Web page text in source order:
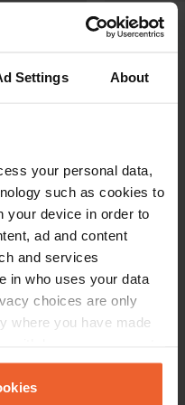
Settings About
your personal data,
such as cookies to
your device in order to
ad and content
and services
in who uses your data
choices are only
where you have made
or by clicking on
électricité
Copie